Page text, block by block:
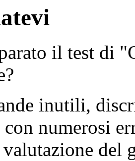
il test di
inutili,
numerosi
valutazione